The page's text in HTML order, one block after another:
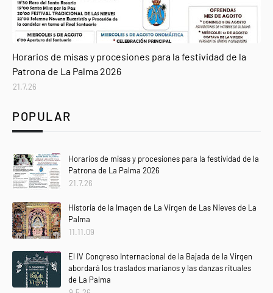
Horarios de misas y procesiones para la festividad de la
Patrona de La Palma 2026
21.7.26
POPULAR
Horarios de misas y procesiones para la festividad de la
Patrona de La Palma 2026
21.7.26
Historia de la Imagen de La Virgen de Las Nieves de La
Palma
11.11.09
El IV Congreso Internacional de la Bajada de la Virgen
abordará los traslados marianos y las danzas rituales
de La Palma